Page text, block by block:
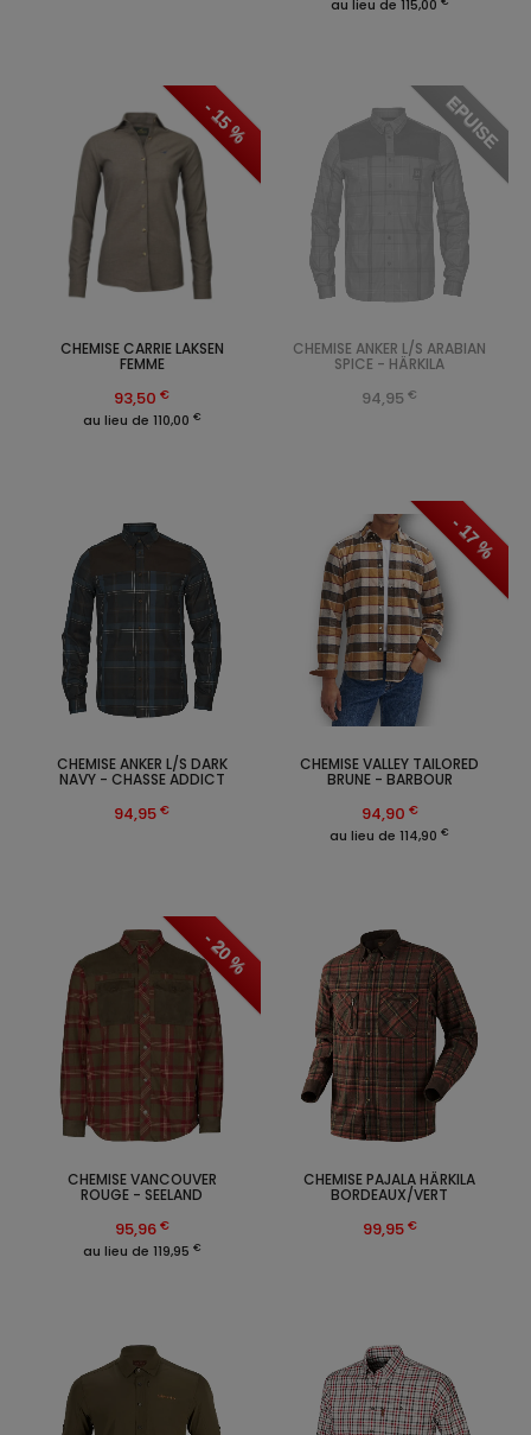
CHEMISE PAJALA HÄRKILA
BORDEAUX/VERT
99,95 €
au lieu de 115,00
- 15 %
CHEMISE CARRIE LAKSEN
FEMME
93,50 €
au lieu de 110,00 €
- 20 %
CHEMISE VANCOUVER
ROUGE - SEELAND
95,96 €
au lieu de 119,95 €
EPUISE
CHEMISE ANKER L/S ARABIAN
SPICE - HÄRKILA
94,95 €
CHEMISE ANKER L/S DARK
NAVY - CHASSE ADDICT
94,95 €
- 17 %
CHEMISE VALLEY TAILORED
BRUNE - BARBOUR
94,90 €
au lieu de 114,90 €